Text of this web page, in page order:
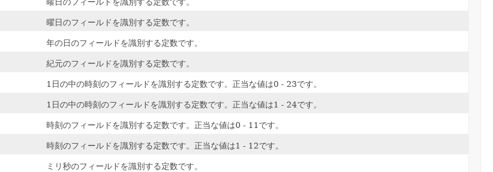
曜日のフィールドを識別する定数です。
年の日のフィールドを識別する定数です。
紀元のフィールドを識別する定数です。
1日の中の時刻のフィールドを識別する定数です。正当な値は0 - 23です。
1日の中の時刻のフィールドを識別する定数です。正当な値は1 - 24です。
時刻のフィールドを識別する定数です。正当な値は0 - 11です。
時刻のフィールドを識別する定数です。正当な値は1 - 12です。
ミリ秒のフィールドを識別する定数です。